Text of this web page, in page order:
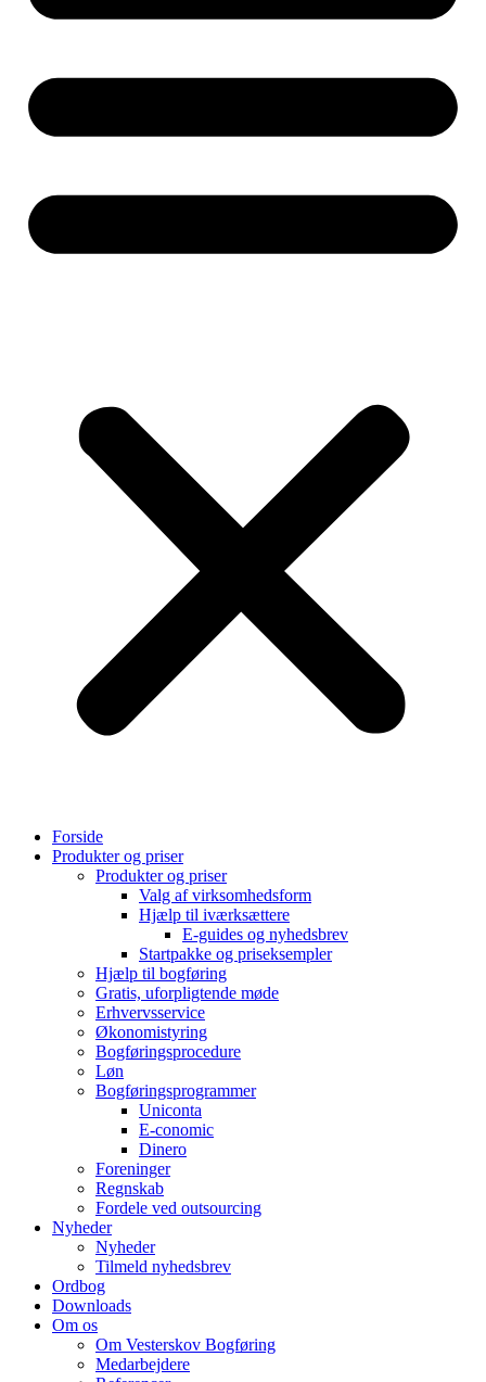
Forside
Produkter og priser
Produkter og priser
Valg af virksomhedsform
Hjælp til iværksættere
E-guides og nyhedsbrev
Startpakke og priseksempler
Hjælp til bogføring
Gratis, uforpligtende møde
Erhvervsservice
Økonomistyring
Bogføringsprocedure
Løn
Bogføringsprogrammer
Uniconta
E-conomic
Dinero
Foreninger
Regnskab
Fordele ved outsourcing
Nyheder
Nyheder
Tilmeld nyhedsbrev
Ordbog
Downloads
Om os
Om Vesterskov Bogføring
Medarbejdere